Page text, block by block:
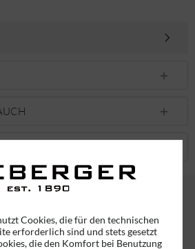
UNSEREN NEWSLETTER!
EINEN 5 EURO GUTSCHEIN
Cookies, die für den technischen
erforderlich sind und stets gesetzt
die den Komfort bei Benutzung